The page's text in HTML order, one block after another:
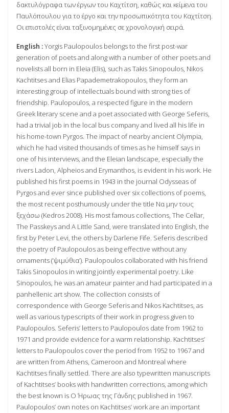
δακτυλόγραφα των έργων του Καχτίτση, καθώς και κείμενα του
Παυλόπουλου για το έργο και την προσωπικότητα του Καχτίτση.
Οι επιστολές είναι ταξινομημένες σε χρονολογική σειρά.
English :Yorgis Paulopoulos belongs to the first post-war
generation of poets and along with a number of other poets and
novelists all born in Eleia (Elis), such as Takis Sinopoulos, Nikos
Kachtitses and Elias Papademetrakopoulos, they form an
interesting group of intellectuals bound with strong ties of
friendship. Paulopoulos, a respected figure in the modern
Greek literary scene and a poet associated with George Seferis,
had a trivial job in the local bus company and lived all his life in
his home-town Pyrgos. The impact of nearby ancient Olympia,
which he had visited thousands of times as he himself says in
one of his interviews, and the Eleian landscape, especially the
rivers Ladon, Alpheios and Erymanthos, is evident in his work. He
published his first poems in 1943 in the journal Odysseas of
Pyrgos and ever since published over six collections of poems,
the most recent posthumously under the title Να μην τους
ξεχάσω (Kedros 2008). His most famous collections, The Cellar,
The Passkeys and A Little Sand, were translated into English, the
first by Peter Levi, the others by Darlene Fife. Seferis described
the poetry of Paulopoulos as being effective without any
ornaments (‘ψιμύθια’). Paulopoulos collaborated with his friend
Takis Sinopoulos in writing jointly experimental poetry. Like
Sinopoulos, he was an amateur painter and had participated in a
panhellenic art show. The collection consists of
correspondence with George Seferis and Nikos Kachtitses, as
well as various typescripts of their work in progress given to
Paulopoulos. Seferis’ letters to Paulopoulos date from 1962 to
1971 and provide evidence for a warm relationship. Kachtitses’
letters to Paulopoulos cover the period from 1952 to 1967 and
are written from Athens, Cameroon and Montreal where
Kachtitses finally settled. There are also typewritten manuscripts
of Kachtitses’ books with handwritten corrections, among which
the best known is Ο Ήρωας της Γάνδης published in 1967.
Paulopoulos’ own notes on Kachtitses’ work are an important